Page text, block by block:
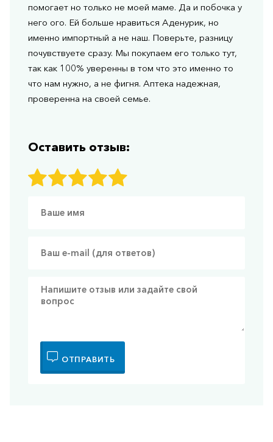
помогает но только не моей маме. Да и побочка у
него ого. Ей больше нравиться Аденурик, но
именно импортный а не наш. Поверьте, разницу
почувствуете сразу. Мы покупаем его только тут,
так как 100% уверенны в том что это именно то
что нам нужно, а не фигня. Аптека надежная,
проверенна на своей семье.
Оставить отзыв:
ОТПРАВИТЬ